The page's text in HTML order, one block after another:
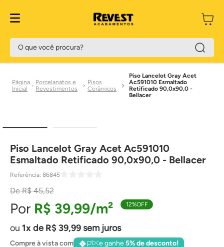
O que você procura?
Porcelanatos e
Revestimentos
Pisos
Cerâmicos
Piso Lancelot Gray Acet
Ac591010 Esmaltado
Retificado 90,0x90,0 -
Bellacer
Piso Lancelot Gray Acet Ac591010
Esmaltado Retificado 90,0x90,0 - Bellacer
Referência: 86845
R$ 45,52
R$ 39,99 12%OFF
1 de R$39,99sem juros
Compre à vista com e ganhe5% de desconto!